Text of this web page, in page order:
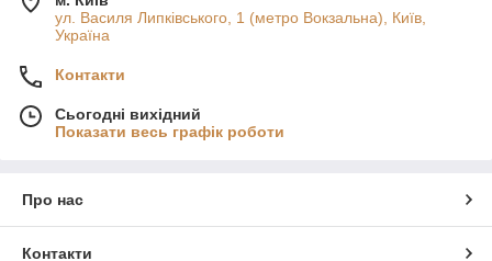
ул. Василя Липківського, 1 (метро Вокзальна), Київ,
Україна
Контакти
Сьогодні вихідний
Показати весь графік роботи
Про нас
Контакти